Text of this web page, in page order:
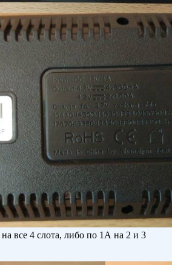
все 4 слота, либо по 1А на 2 и 3